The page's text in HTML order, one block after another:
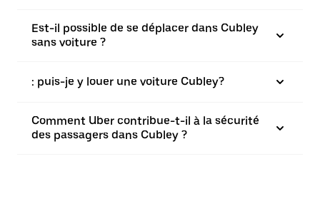
Est-il possible de se déplacer dans Cubley
sans voiture ?
: puis-je y louer une voiture Cubley?
Comment Uber contribue-t-il à la sécurité
des passagers dans Cubley ?